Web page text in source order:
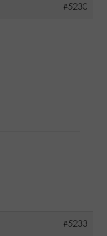
#5230
#5233